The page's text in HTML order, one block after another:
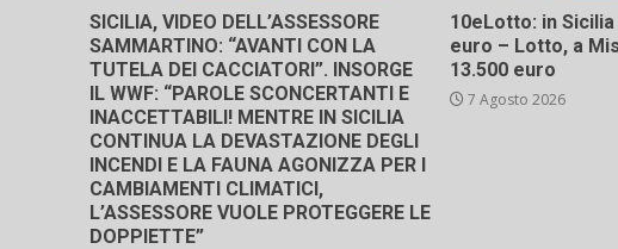
SICILIA, VIDEO DELL’ASSESSORE
SAMMARTINO: “AVANTI CON LA
TUTELA DEI CACCIATORI”. INSORGE
IL WWF: “PAROLE SCONCERTANTI E
INACCETTABILI! MENTRE IN SICILIA
CONTINUA LA DEVASTAZIONE DEGLI
INCENDI E LA FAUNA AGONIZZA PER I
CAMBIAMENTI CLIMATICI,
L’ASSESSORE VUOLE PROTEGGERE LE
DOPPIETTE”
10eLotto: in
euro – Lotto, a
13.500 euro
7 Agosto 2026